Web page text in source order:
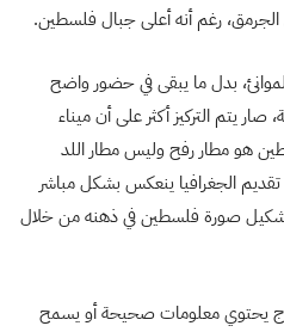
الجرمق، رغم أنه أعلى جبال فلسطين.
بدل ما يبقى في حضور واضح
صار يتم التركيز أكثر على أن ميناء
هو مطار رفح وليس مطار اللد
تقديم الجغرافيا ينعكس بشكل مباشر
تشكيل صورة فلسطين في ذهنه من خلال
يحتوي معلومات صحيحة أو يسمح